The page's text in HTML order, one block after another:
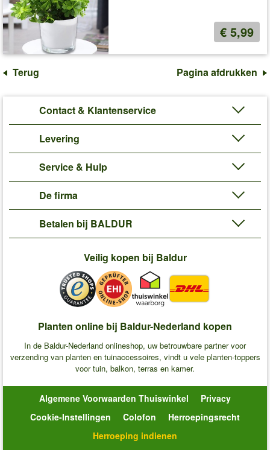
€ 5,99
Terug Pagina afdrukken
Contact & Klantenservice
Levering
Service & Hulp
De firma
Betalen bij BALDUR
Veilig kopen bij Baldur
Planten online bij Baldur-Nederland kopen
In de Baldur-Nederland onlineshop, uw betrouwbare partner voor
verzending van planten en tuinaccessoires, vindt u vele planten-toppers
voor tuin, balkon, terras en kamer.
Algemene Voorwaarden Thuiswinkel
Privacy
Cookie-Instellingen
Colofon
Herroepingsrecht
Herroeping indienen